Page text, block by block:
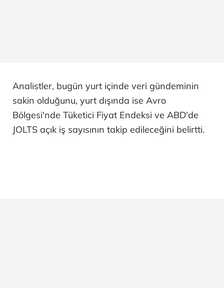
Analistler, bugün yurt içinde veri gündeminin
sakin olduğunu, yurt dışında ise Avro
Bölgesi'nde Tüketici Fiyat Endeksi ve ABD'de
JOLTS açık iş sayısının takip edileceğini belirtti.